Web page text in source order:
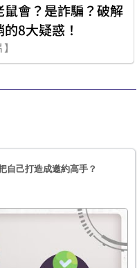
鼠會？是詐騙？破解
8大疑惑！
自己打造成邀約高手？